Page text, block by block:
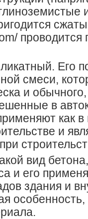
проводится
Его
смеси,
и
в
как
и
вид
и его
здания и